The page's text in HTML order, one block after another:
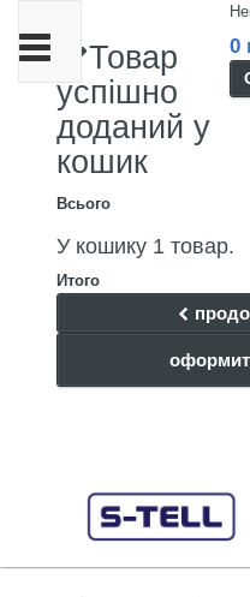
0
Товар
успішно
доданий у
кошик
Всього
У кошику 1 товар.
Итого
Toggle
navigation